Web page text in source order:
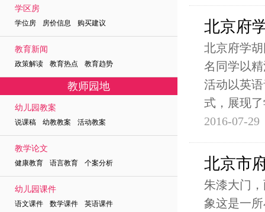
学区房
学位房 房价信息 购买建议
教育新闻
政策解读 教育热点 教育趋势
教师园地
幼儿园教案
说课稿 幼教教案 活动教案
教学论文
健康教育 语言教育 个案分析
幼儿园课件
语文课件 数学课件 英语课件
北京府
北京府学
名同学以
活动以英
式，展现
2016-07-29
北京市
朱漆大门
象这是一